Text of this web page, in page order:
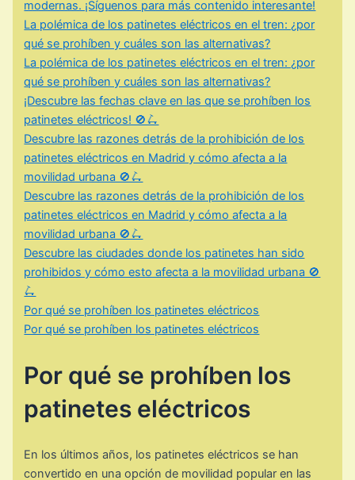
modernas. ¡Síguenos para más contenido interesante!
La polémica de los patinetes eléctricos en el tren: ¿por
qué se prohíben y cuáles son las alternativas?
La polémica de los patinetes eléctricos en el tren: ¿por
qué se prohíben y cuáles son las alternativas?
¡Descubre las fechas clave en las que se prohíben los
patinetes eléctricos! 🚫🛴
Descubre las razones detrás de la prohibición de los
patinetes eléctricos en Madrid y cómo afecta a la
movilidad urbana 🚫🛴
Descubre las razones detrás de la prohibición de los
patinetes eléctricos en Madrid y cómo afecta a la
movilidad urbana 🚫🛴
Descubre las ciudades donde los patinetes han sido
prohibidos y cómo esto afecta a la movilidad urbana 🚫
🛴
Por qué se prohíben los patinetes eléctricos
Por qué se prohíben los patinetes eléctricos
Por qué se prohíben los
patinetes eléctricos
En los últimos años, los patinetes eléctricos se han
convertido en una opción de movilidad popular en las